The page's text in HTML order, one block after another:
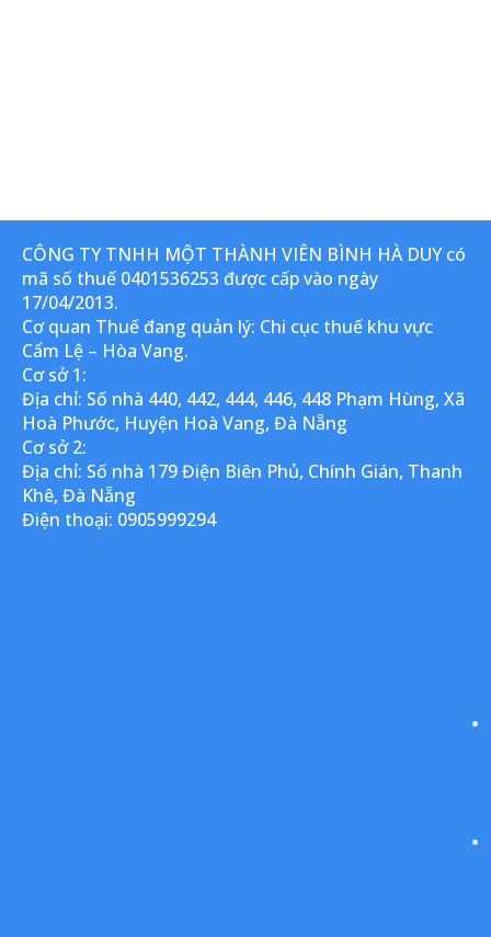
CÔNG TY TNHH MỘT THÀNH VIÊN BÌNH HÀ DUY có
mã số thuế 0401536253 được cấp vào ngày
17/04/2013.
Cơ quan Thuế đang quản lý: Chi cục thuế khu vực
Cẩm Lệ – Hòa Vang.
Cơ sở 1:
Địa chỉ: Số nhà 440, 442, 444, 446, 448 Phạm Hùng, Xã
Hoà Phước, Huyện Hoà Vang, Đà Nẵng
Cơ sở 2:
Địa chỉ: Số nhà 179 Điện Biên Phủ, Chính Gián, Thanh
Khê, Đà Nẵng
Điện thoại: 0905999294